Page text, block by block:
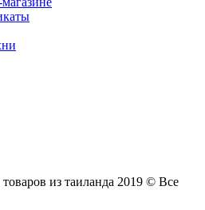
товаров из таиланда 2019 © Все